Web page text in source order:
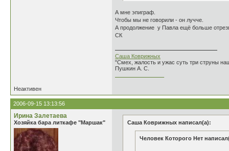
А мне эпиграф.
Чтобы мы не говорили - он лучче.
А продолжение у Павла ещё больше
СК
Саша Коврижных
"Смех, жалость и ужас суть три струны
Пушкин А. С.
Неактивен
2006-09-15 13:13:56
Ирина Залетаева
Хозяйка бара литкафе "Маршак" Саша Коврижных написал(а):
Человек Которого Нет